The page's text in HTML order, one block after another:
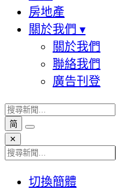
房地產
關於我們 ▾
關於我們
聯絡我們
廣告刊登
简
✕
切換簡體